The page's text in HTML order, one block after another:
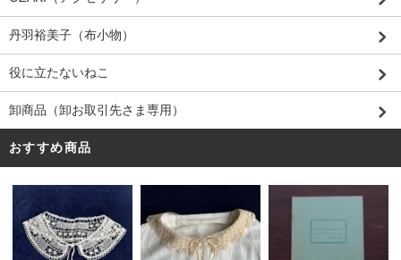
丹羽裕美子（布小物）
役に立たないねこ
卸商品（卸お取引先さま専用）
おすすめ商品